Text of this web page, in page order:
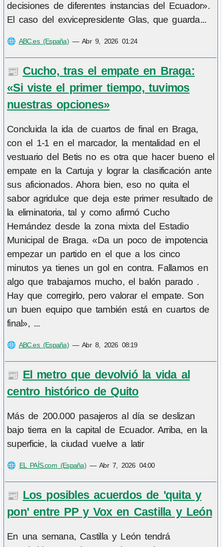
decisiones de diferentes instancias del Ecuador».
El caso del exvicepresidente Glas, que guarda...
🌐 ABC.es (España)—Abr 9, 2026 01:24
📰 Cucho, tras el empate en Braga:
«Si viste el primer tiempo, tuvimos
nuestras opciones»
Concluida la ida de cuartos de final en Braga,
con el 1-1 en el marcador, la mentalidad en el
vestuario del Betis no es otra que hacer bueno el
empate en la Cartuja y lograr la clasificación ante
sus aficionados. Ahora bien, eso no quita el
sabor agridulce que deja este primer resultado de
la eliminatoria, tal y como afirmó Cucho
Hernández desde la zona mixta del Estadio
Municipal de Braga. «Da un poco de impotencia
empezar un partido en el que a los cinco
minutos ya tienes un gol en contra. Fallamos en
algo que trabajamos mucho, el balón parado .
Hay que corregirlo, pero valorar el empate. Son
un buen equipo que también está en cuartos de
final», ...
🌐 ABC.es (España)—Abr 8, 2026 08:19
📰 El metro que devolvió la vida al
centro histórico de Quito
Más de 200.000 pasajeros al día se deslizan
bajo tierra en la capital de Ecuador. Arriba, en la
superficie, la ciudad vuelve a latir
🌐 EL PAÍS.com (España)—Abr 7, 2026 04:00
📰 Los posibles acuerdos de 'quita y
pon' entre PP y Vox en Castilla y León
En una semana, Castilla y León tendrá